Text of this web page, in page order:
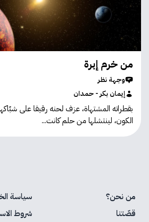
من خرم إبرة
وجهة نظر
إيمان بكر - حمدان
بقطراته المشتهاة، عزف لحنه رقيقا على
الكون، لينتشلها من حلم كانت...
من نحن؟
سياسة
قصّتنا
شروط